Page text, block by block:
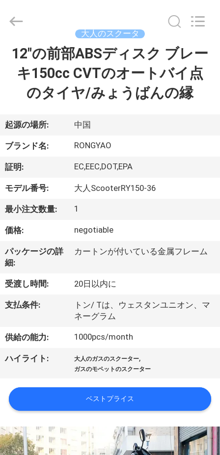
家
ダ
ク
ト
私
に
つ
い
て
工
場
行
品
質
Shanghai
Rongyao
Rights
Reserved.
大人のスクータ
12"の前部ABSディスク ブレー
キ150cc CVTのオートバイ点
のタイヤ/みょうばんの縁
起源の場所: 中国
ブランド名: RONGYAO
証明: EC,EEC,DOT,EPA
モデル番号: 大人ScooterRY150-36
最小注文数量: 1
価格: negotiable
パッケージの詳
細:
カートンが付いている金属フレーム
受渡し時間: 20日以内に
支払条件:
トン/ Tは、ウェスタンユニオン、マ
ネーグラム
供給の能力: 1000pcs/month
ハイライト: 大人のガスのスクーター,
ガスのモペットのスクーター
ベストプライス